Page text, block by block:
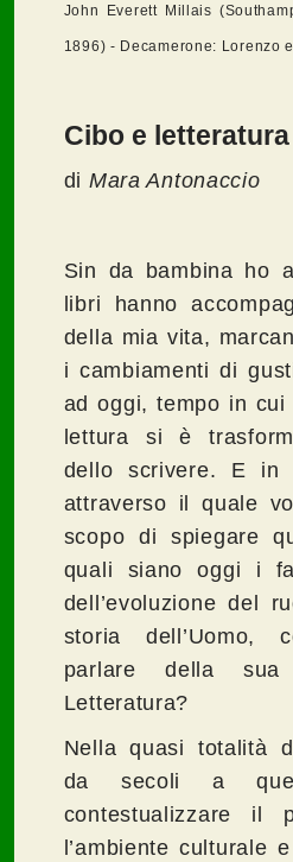
John Everett Millais
1896) - Decamerone: Lorenzo
Cibo e letteratura
di Mara Antonaccio
Sin da bambina ho
libri hanno
della mia vita,
i cambiamenti di
ad oggi, tempo in
lettura si è
dello scrivere. E in
attraverso il quale
scopo di spiegare
quali siano oggi i
dell’evoluzione del
storia dell’Uomo,
parlare della sua
Letteratura?
Nella quasi totalità
da secoli a
contestualizzare il
l’ambiente culturale